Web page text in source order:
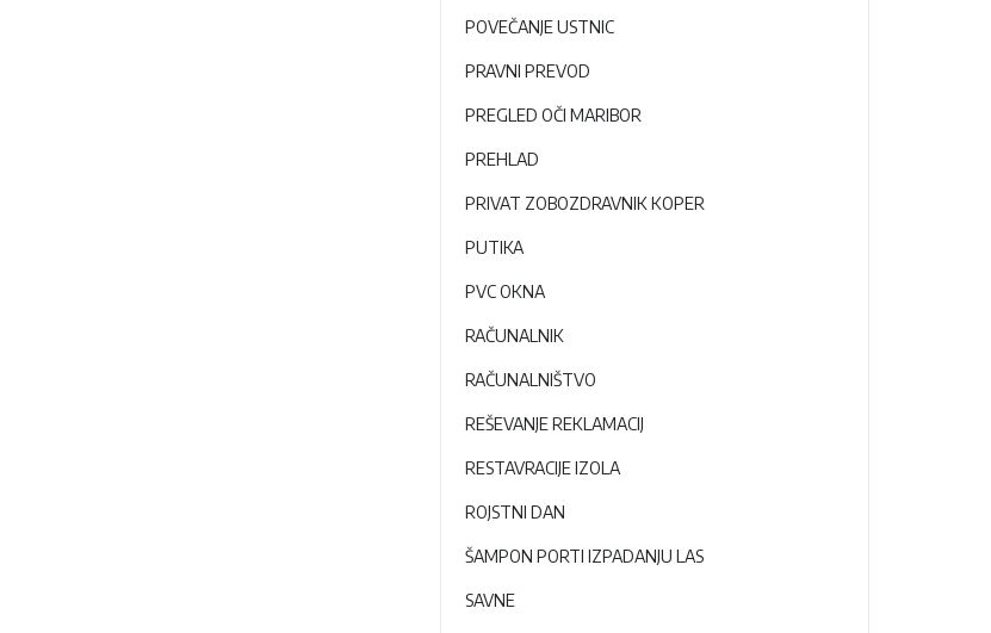
POVEČANJE USTNIC
PRAVNI PREVOD
PREGLED OČI MARIBOR
PREHLAD
PRIVAT ZOBOZDRAVNIK KOPER
PUTIKA
PVC OKNA
RAČUNALNIK
RAČUNALNIŠTVO
REŠEVANJE REKLAMACIJ
RESTAVRACIJE IZOLA
ROJSTNI DAN
ŠAMPON PORTI IZPADANJU LAS
SAVNE